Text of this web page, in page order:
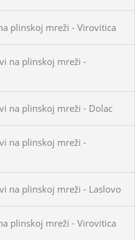
plinskoj mreži - Virovitica
na plinskoj mreži -
na plinskoj mreži - Dolac
na plinskoj mreži -
na plinskoj mreži - Laslovo
plinskoj mreži - Virovitica